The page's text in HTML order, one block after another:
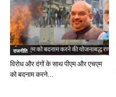
राजनीति
विरोध और दंगों के साथ पीएम और एचएम
को बदनाम करने...